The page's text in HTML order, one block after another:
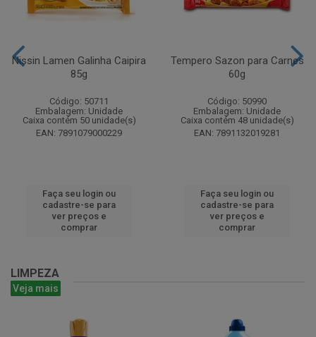
Nissin Lamen Galinha Caipira
85g
Código: 50711
Embalagem: Unidade
Caixa contém 50 unidade(s)
EAN: 7891079000229
Faça seu login ou
cadastre-se para
ver preços e
comprar
Tempero Sazon para Carnes
60g
Código: 50990
Embalagem: Unidade
Caixa contém 48 unidade(s)
EAN: 7891132019281
Faça seu login ou
cadastre-se para
ver preços e
comprar
LIMPEZA
Veja mais